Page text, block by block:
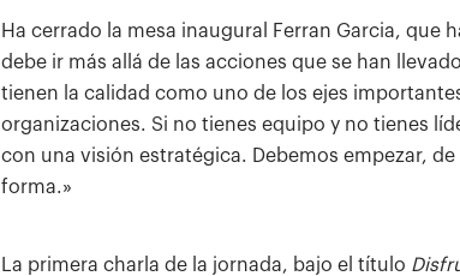
Ha cerrado la mesa inaugural Ferran Garcia, que
debe ir más allá de las acciones que se han
tienen la calidad como uno de los ejes
organizaciones. Si no tienes equipo y no tienes
con una visión estratégica. Debemos empezar,
forma.»
La primera charla de la jornada, bajo el título